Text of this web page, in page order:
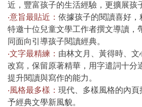
近，豐富孩子的生活經驗，更擴展孩
‧意旨最貼近： 依據孩子的閱讀喜好，
特邀十位兒童文學工作者撰文導讀，
同面向引導孩子閱讀經典。
‧文字最精練： 由林文月、黃得時、
改寫，保留原著精華，用字遣詞十分
提升閱讀與寫作的能力。
‧風格最多樣： 現代、多樣風格的內
予經典文學新風貌。